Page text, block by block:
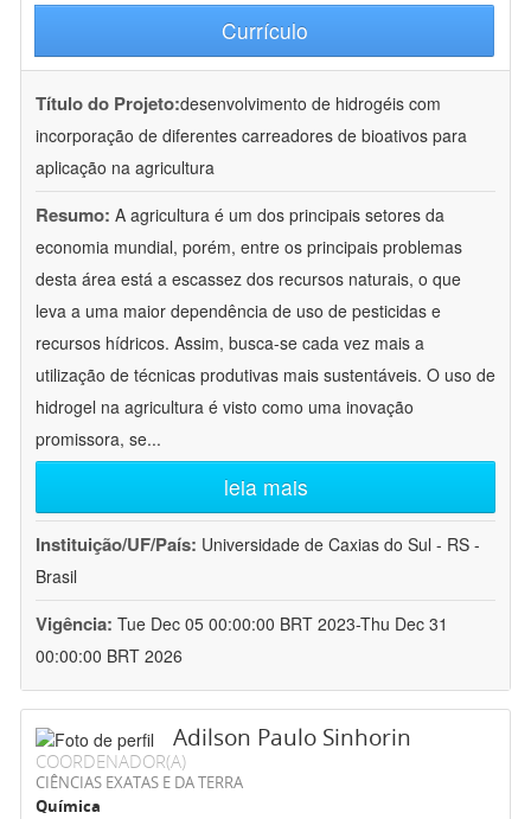
Currículo
Título do Projeto:desenvolvimento de hidrogéis com
incorporação de diferentes carreadores de bioativos para
aplicação na agricultura
Resumo: A agricultura é um dos principais setores da
economia mundial, porém, entre os principais problemas
desta área está a escassez dos recursos naturais, o que
leva a uma maior dependência de uso de pesticidas e
recursos hídricos. Assim, busca-se cada vez mais a
utilização de técnicas produtivas mais sustentáveis. O uso de
hidrogel na agricultura é visto como uma inovação
promissora, se...
leia mais
Instituição/UF/País: Universidade de Caxias do Sul - RS -
Brasil
Vigência: Tue Dec 05 00:00:00 BRT 2023-Thu Dec 31
00:00:00 BRT 2026
Adilson Paulo Sinhorin
COORDENADOR(A)
CIÊNCIAS EXATAS E DA TERRA
Química